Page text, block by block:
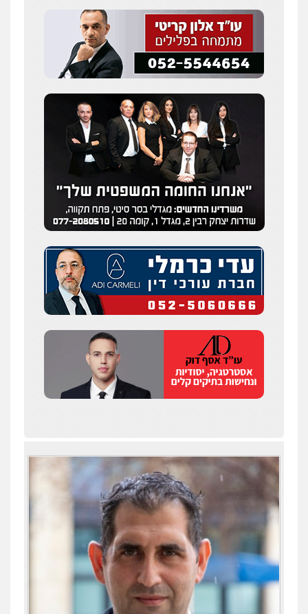
0505216700
עו"ד שלומי שרון
פלילי צבאי מעצרים וחקירות
0547342002
עו"ד אלון קריטי
פלילי כלכלי אלימות סמים מעצרים
0525544654
מנשה, אלמוג – עורכי דין
פלילי עבירות תנועה צווארון לבן תעבורה
עורכי דין לענייני אסירים מעצרים וחקירות
0546470989
עו"ד זוהר ארבל
פלילי פשיעה חמורה מעצרים וחקירות
קטינים
עו"ד אסף דוק
פלילי עבירות מין סמים והימורים
חמורה חקירות ומעצרים צווארון לבן והונאה
0526885006
משפט פלילי פשיעה חמורה מעצרים
וחקירות צבאי תעבורה
0544218336
עו"ד שאדי כבהא
פלילי עורכי דין לענייני אסירים
0525556970
משרד עורכי דין חן ברוך